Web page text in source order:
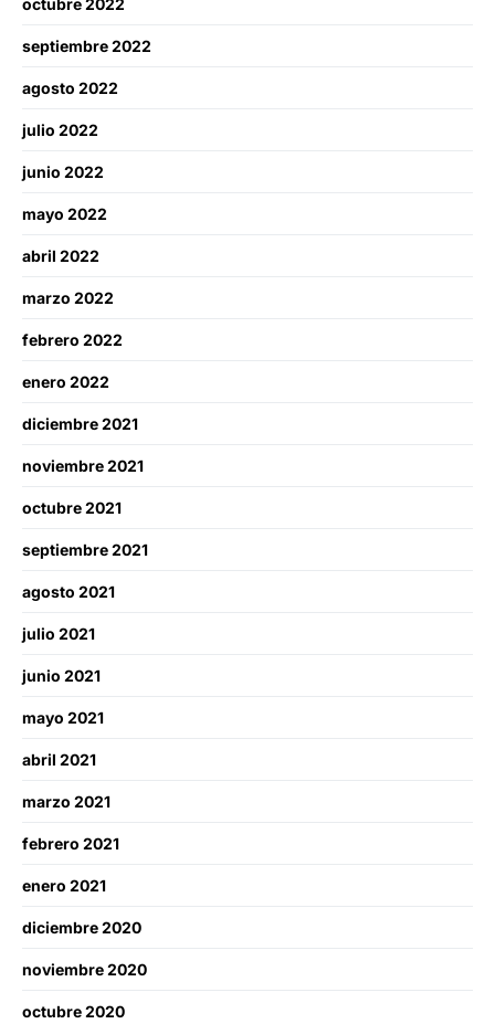
octubre 2022
septiembre 2022
agosto 2022
julio 2022
junio 2022
mayo 2022
abril 2022
marzo 2022
febrero 2022
enero 2022
diciembre 2021
noviembre 2021
octubre 2021
septiembre 2021
agosto 2021
julio 2021
junio 2021
mayo 2021
abril 2021
marzo 2021
febrero 2021
enero 2021
diciembre 2020
noviembre 2020
octubre 2020